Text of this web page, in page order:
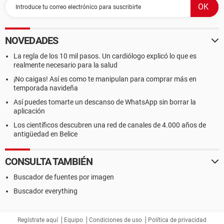
NOVEDADES
La regla de los 10 mil pasos. Un cardiólogo explicó lo que es
realmente necesario para la salud
¡No caigas! Así es como te manipulan para comprar más en
temporada navideña
Así puedes tomarte un descanso de WhatsApp sin borrar la
aplicación
Los científicos descubren una red de canales de 4.000 años de
antigüedad en Belice
CONSULTA TAMBIÉN
Buscador de fuentes por imagen
Buscador everything
Regístrate aquí Equipo Condiciones de uso Política de privacidad